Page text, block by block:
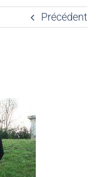
Précédent